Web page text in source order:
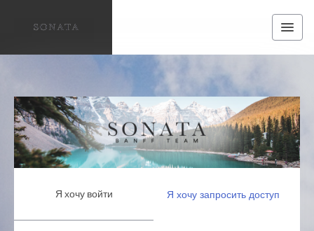
Я хочу войти Я хочу запросить доступ